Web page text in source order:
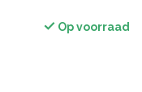
Op voorraad